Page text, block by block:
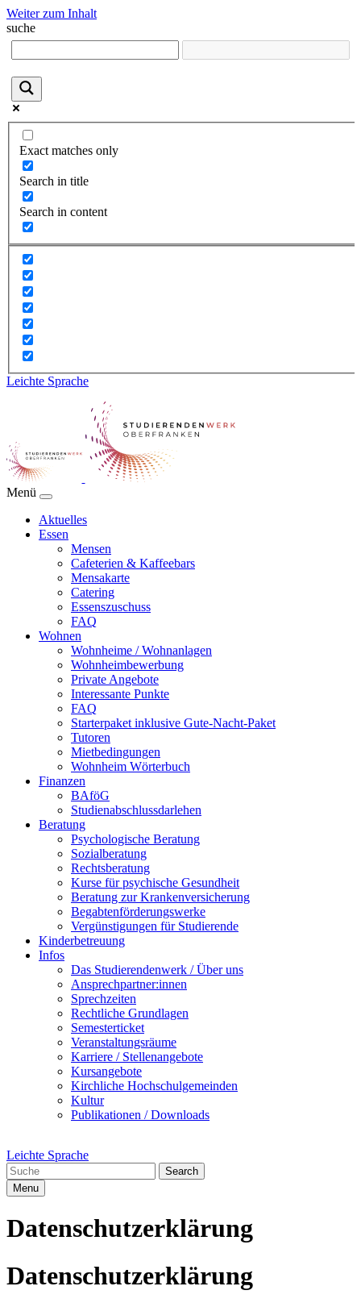
Weiter zum Inhalt
suche
Exact matches only
Search in title
Search in content
Leichte Sprache
Menü
Aktuelles
Essen
Mensen
Cafeterien & Kaffeebars
Mensakarte
Catering
Essenszuschuss
FAQ
Wohnen
Wohnheime / Wohnanlagen
Wohnheimbewerbung
Private Angebote
Interessante Punkte
FAQ
Starterpaket inklusive Gute-Nacht-Paket
Tutoren
Mietbedingungen
Wohnheim Wörterbuch
Finanzen
BAföG
Studienabschlussdarlehen
Beratung
Psychologische Beratung
Sozialberatung
Rechtsberatung
Kurse für psychische Gesundheit
Beratung zur Krankenversicherung
Begabtenförderungswerke
Vergünstigungen für Studierende
Kinderbetreuung
Infos
Das Studierendenwerk / Über uns
Ansprechpartner:innen
Sprechzeiten
Rechtliche Grundlagen
Semesterticket
Veranstaltungsräume
Karriere / Stellenangebote
Kursangebote
Kirchliche Hochschulgemeinden
Kultur
Publikationen / Downloads
Leichte Sprache
Search
Menu
Datenschutzerklärung
Datenschutzerklärung